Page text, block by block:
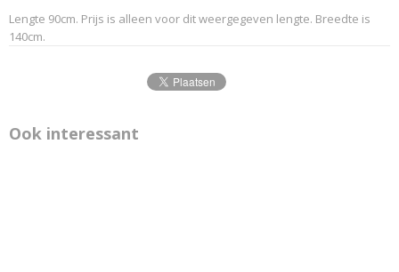
Afmetingen (l,b,h)
90 x 140 x 0 cm
Lengte 90cm. Prijs is alleen voor dit weergegeven lengte. Breedte is
140cm.
Ook interessant